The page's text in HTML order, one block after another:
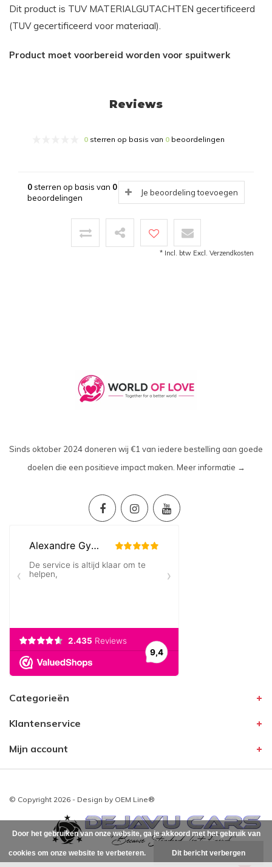
Dit product is TUV MATERIALGUTACHTEN gecertificeerd
(TUV gecertificeerd voor materiaal).
Product moet voorbereid worden voor spuitwerk
Reviews
0 sterren op basis van 0 beoordelingen
0sterren op basis van 0
beoordelingen
Je beoordeling toevoegen
* Incl. btw Excl. Verzendkosten
Sinds oktober 2024 doneren wij €1 van iedere bestelling aan goede
doelen die een positieve impact maken. Meer informatie →
Categorieën
Klantenservice
Mijn account
© Copyright 2026 - Design by OEM Line®
Door het gebruiken van onze website, ga je akkoord met het gebruik van
cookies om onze website te verbeteren. Dit bericht verbergen